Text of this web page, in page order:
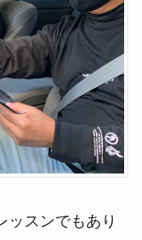
ッスンでもあり